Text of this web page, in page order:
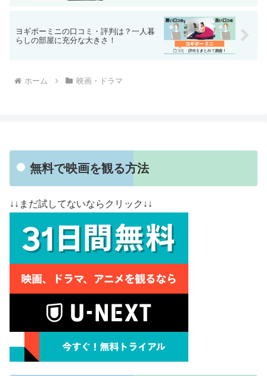
ヨギボーミニの口コミ・評判は？一人暮
らしの部屋に充分な大きさ！
ホーム 映画・ドラマ
無料で映画を観る方法
↓↓まだ試してないならクリック↓↓